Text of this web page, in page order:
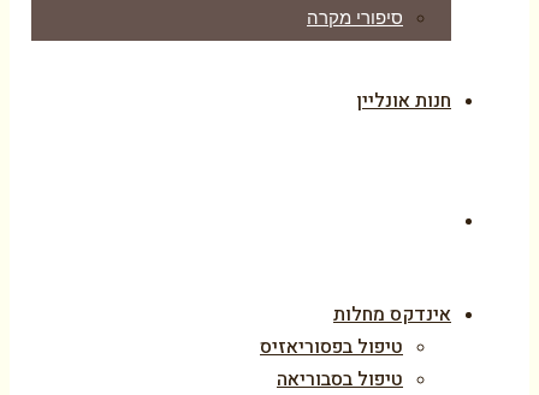
סיפורי מקרה
חנות אונליין
אינדקס מחלות
טיפול בפסוריאזיס
טיפול בסבוריאה